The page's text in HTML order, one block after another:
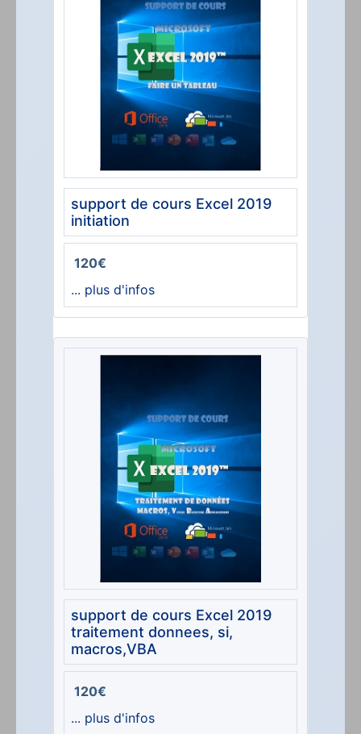
support de cours Excel 2019
initiation
120€
... plus d'infos
support de cours Excel 2019
traitement donnees, si,
macros,VBA
120€
... plus d'infos